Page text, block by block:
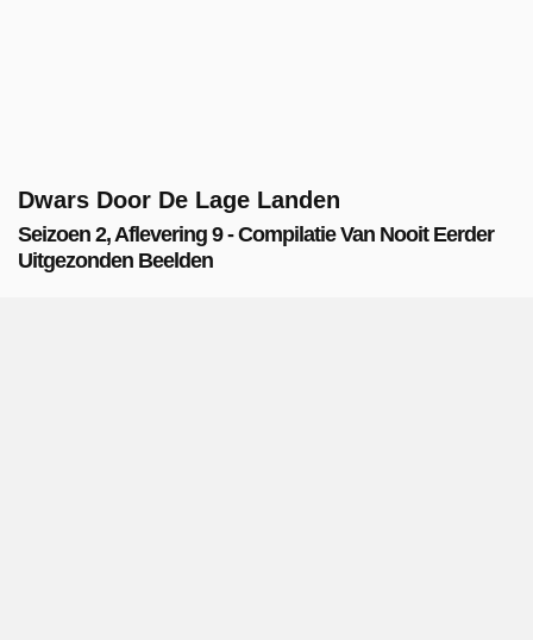
Dwars Door De Lage Landen
Seizoen 2, Aflevering 9 - Compilatie Van Nooit Eerder
Uitgezonden Beelden